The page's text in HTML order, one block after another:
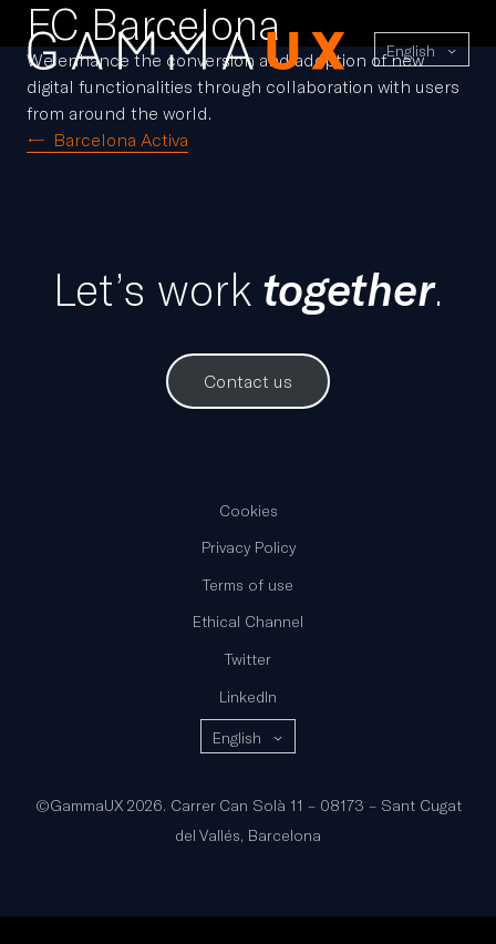
English
FC Barcelona
We enhance the conversion and adoption of new
digital functionalities through collaboration with users
from around the world.
Post
Barcelona Activa
Let’s work together.
Contact us
©GammaUX 2026. Carrer Can Solà 11 – 08173 – Sant Cugat
del Vallés, Barcelona
Cookies
Privacy Policy
Terms of use
Ethical Channel
Twitter
LinkedIn
English